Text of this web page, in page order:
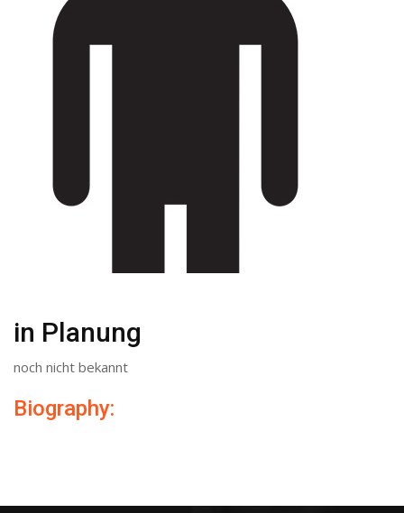
in Planung
noch nicht bekannt
Biography: